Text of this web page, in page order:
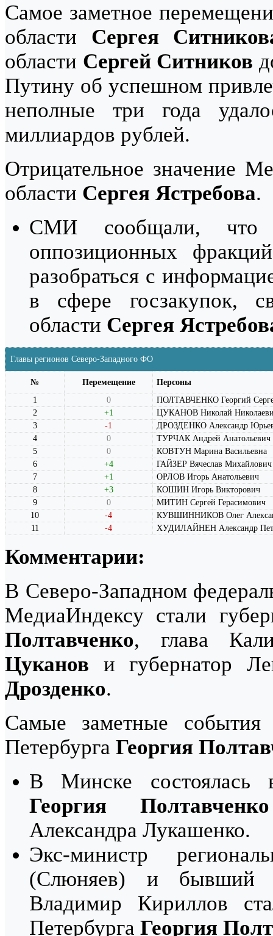
Самое заметное
области Сергея
области Сергей Ситников
Путину об успешном
неполные три года
миллиардов рублей.
Отрицательное значение
области Сергея Ястребова.
СМИ сообщали, что
оппозиционных
разобраться с
в сфере госзакупок,
области Сергея
Главы регионов Северо-Западного ФО
№ Перемещение
Персоны
1
0
ПОЛТАВЧЕНКО Георгий
2
+1
ЦУКАНОВ Николай
3
-1
ДРОЗДЕНКО Александр
4
0
ТУРЧАК Андрей Анатольевич
5
0
КОВТУН Марина Васильевна
6
+4
ГАЙЗЕР Вячеслав Михайлович
7
+1
ОРЛОВ Игорь Анатольевич
8
+3
КОШИН Игорь Викторович
9
0
МИТИН Сергей Герасимович
10
-4
КУВШИННИКОВ Олег
11
-4 ХУДИЛАЙНЕН Александр
Комментарии:
В Северо-Западном
МедиаИндексу стали
Полтавченко, глава
Цуканов и губернатор
Дрозденко.
Самые заметные события
Петербурга Георгия
В Минске состоялась
Георгия Полтавченко
Александра Лукашенко.
Экс-министр
(Слюняев) и бывший
Владимир Кириллов
Петербурга Георгия